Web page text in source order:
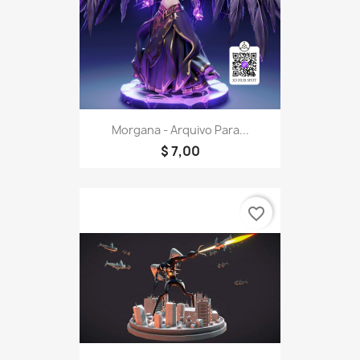
Morgana - Arquivo Para...
$ 7,00
favorite_border